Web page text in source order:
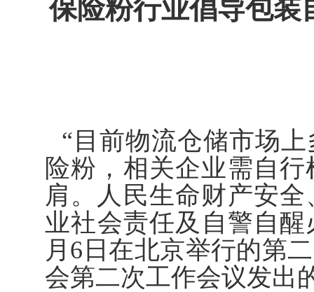
保险粉行业倡导包装
“目前物流仓储市场
险粉，相关企业需自
肩。人民生命财产安
业社会责任及自警自
月6日在北京举行的第
会第二次工作会议发出